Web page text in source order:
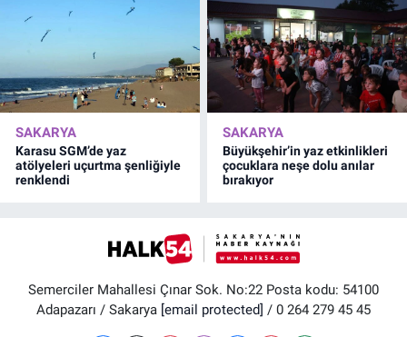
SAKARYA
Karasu SGM’de yaz
atölyeleri uçurtma şenliğiyle
renklendi
SAKARYA
Büyükşehir’in yaz etkinlikleri
çocuklara neşe dolu anılar
bırakıyor
Semerciler Mahallesi Çınar Sok. No:22 Posta kodu: 54100
Adapazarı / Sakarya [email protected] / 0 264 279 45 45